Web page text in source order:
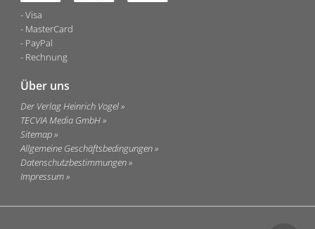
Visa
MasterCard
PayPal
Rechnung
Über uns
Der Verlag Heinrich Vogel
TECVIA Media GmbH
Sitemap
Allgemeine Geschäftsbedingungen
Datenschutzbestimmungen
Impressum